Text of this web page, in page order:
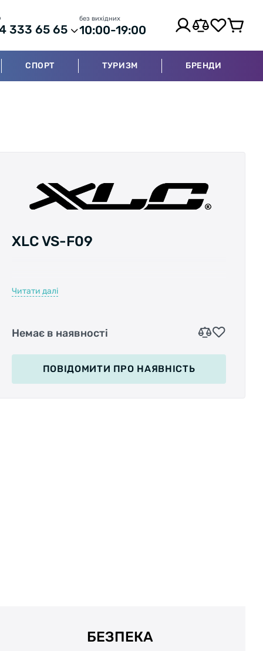
333 65 65
без вихідних
10:00-19:00
СПОРТ ТУРИЗМ БРЕНДИ
XLC VS-F09
это стойка для велосипеда, которую можно
использовать как для хранения, так и для
ремонта байка. Подходит она для
велосипедов с диаметром колес от 26 до 29
Читати далі
Немає в наявності
ПОВІДОМИТИ ПРО НАЯВНІСТЬ
БЕЗПЕКА